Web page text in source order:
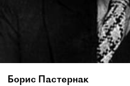
Борис Пастернак